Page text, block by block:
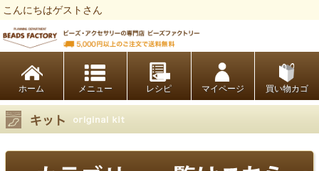
こんにちはゲストさん
ホーム レシピ マイページ 買い物カゴ